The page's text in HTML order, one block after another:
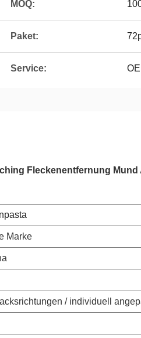
MOQ:
Paket:
Service:
Fleckenentfernung
Marke
/ individuell